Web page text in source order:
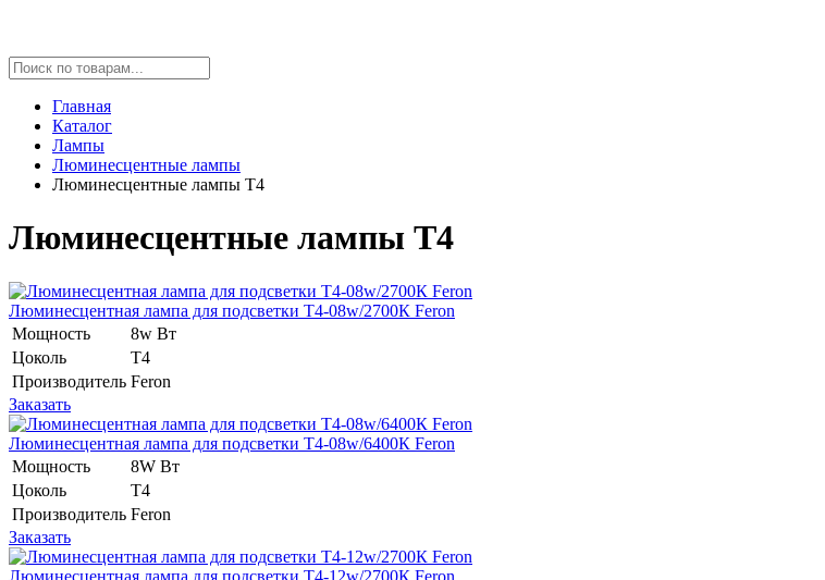
Главная
Каталог
Лампы
Люминесцентные лампы
Люминесцентные лампы T4
Люминесцентные лампы T4
Люминесцентная лампа для подсветки Т4-08w/2700К Feron
Мощность
8w Вт
Цоколь
Т4
Производитель Feron
Заказать
Люминесцентная лампа для подсветки Т4-08w/6400К Feron
Мощность
8W Вт
Цоколь
Т4
Производитель Feron
Заказать
Люминесцентная лампа для подсветки Т4-12w/2700К Feron